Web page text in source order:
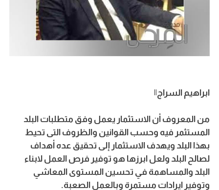
ابراهيم السراج||
من المعروف أن الاستثمار يعمل وفق متطلبات البلد
المستثمر فيه وحسب القوانين والظروف التى تحيط
بهذا البلد ويهدف الاستثمار إلى تحقيق عده أهداف
لصالح البلد ولعل ابرزها هو توفير فرص العمل لابناء
البلد والمساهمة في تحسين المستوى المعاشي
وتوفير ايرادات مستمرة وبالعمل الصعبة.